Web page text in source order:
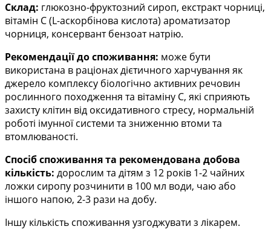
Склад: глюкозно-фруктозний сироп, екстракт чорниці,
вітамін С (L-аскорбінова кислота) ароматизатор
чорниця, консервант бензоат натрію.
Рекомендації до споживання: може бути
використана в раціонах дієтичного харчування як
джерело комплексу біологічно активних речовин
рослинного походження та вітаміну С, які сприяють
захисту клітин від оксидативного стресу, нормальній
роботі імунної системи та зниженню втоми та
втомлюваності.
Спосіб споживання та рекомендована добова
кількість: дорослим та дітям з 12 років 1-2 чайних
ложки сиропу розчинити в 100 мл води, чаю або
іншого напою, 2-3 рази на добу.
Іншу кількість споживання узгоджувати з лікарем.